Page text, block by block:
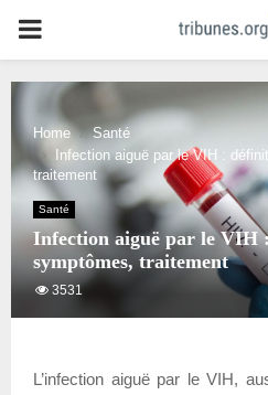
PRIMARY
MENU
Home
Santé
Infection aiguë par le VIH :
traitement
Santé
Infection aiguë par le VIH
symptômes, traitement
3531
L’infection aiguë par le VIH,